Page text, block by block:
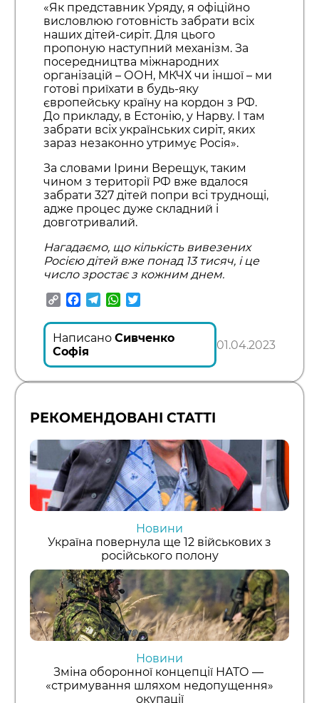
«Як представник Уряду, я офіційно
висловлюю готовність забрати всіх
наших дітей-сиріт. Для цього
пропоную наступний механізм. За
посередництва міжнародних
організацій – ООН, МКЧХ чи іншої – ми
готові приїхати в будь-яку
європейську країну на кордон з РФ.
До прикладу, в Естонію, у Нарву. І там
забрати всіх українських сиріт, яких
зараз незаконно утримує Росія».
За словами Ірини Верещук, таким
чином з території РФ вже вдалося
забрати 327 дітей попри всі труднощі,
адже процес дуже складний і
довготривалий.
Нагадаємо, що кількість вивезених
Росією дітей вже понад 13 тисяч, і це
число зростає з кожним днем.
CopyFacebook
TelegramWhatsApp
Написано Сивченко
Софія
01.04.2023
РЕКОМЕНДОВАНІ СТАТТІ
Новини
Україна повернула ще 12 військових з
російського полону
Новини
Зміна оборонної концепції НАТО —
«стримування шляхом недопущення»
окупації